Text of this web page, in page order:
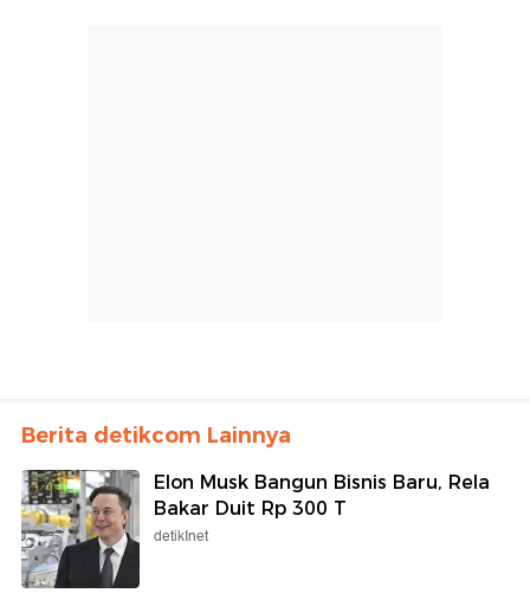
Berita detikcom Lainnya
Elon Musk Bangun Bisnis Baru, Rela
Bakar Duit Rp 300 T
detikInet